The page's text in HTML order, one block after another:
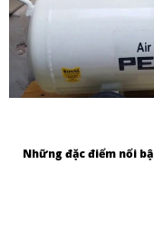
Những đặc điểm nổi